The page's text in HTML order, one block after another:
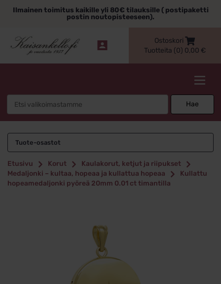
sisältöönIlmainen toimitus kaikille yli 80€ tilauksille ( postipaketti
postin noutopisteeseen).
Ostoskori
Tuotteita (0) 0,00 €
Hae
Tuote-osastot
Etusivu Korut
Kaulakorut, ketjut ja riipukset
Medaljonki – kultaa, hopeaa ja kullattua hopeaa
Kullattu
hopeamedaljonki pyöreä 20mm 0.01 ct timantilla